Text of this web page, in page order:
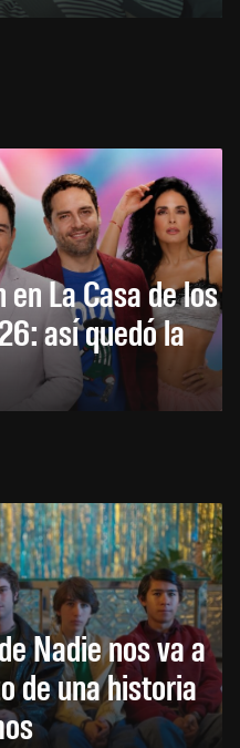
La Casa de los
así quedó la
Nadie nos va a
de una historia